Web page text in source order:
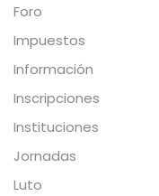
Foro
Impuestos
Información
Inscripciones
Instituciones
Jornadas
Luto